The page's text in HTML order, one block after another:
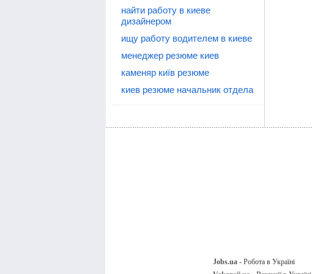
найти работу в киеве
дизайнером
ищу работу водителем в киеве
менеджер резюме киев
каменяр київ резюме
киев резюме начальник отдела
Jobs.ua - Робота в Україні